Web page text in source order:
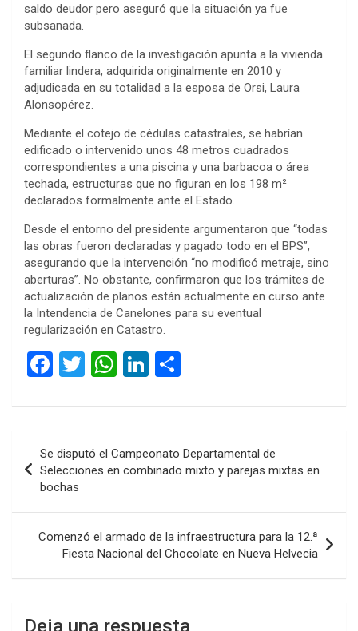
saldo deudor pero aseguró que la situación ya fue
subsanada.
El segundo flanco de la investigación apunta a la vivienda
familiar lindera, adquirida originalmente en 2010 y
adjudicada en su totalidad a la esposa de Orsi, Laura
Alonsopérez.
Mediante el cotejo de cédulas catastrales, se habrían
edificado o intervenido unos 48 metros cuadrados
correspondientes a una piscina y una barbacoa o área
techada, estructuras que no figuran en los 198 m²
declarados formalmente ante el Estado.
Desde el entorno del presidente argumentaron que “todas
las obras fueron declaradas y pagado todo en el BPS”,
asegurando que la intervención “no modificó metraje, sino
aberturas”. No obstante, confirmaron que los trámites de
actualización de planos están actualmente en curso ante
la Intendencia de Canelones para su eventual
regularización en Catastro.
F
ce
b
o
o
k
T
tt
er
W
at
s
A
p
Li
ke
n
m
p
ar
de
entradas
Se disputó el Campeonato Departamental de
Selecciones en combinado mixto y parejas mixtas en
bochas
Comenzó el armado de la infraestructura para la 12.ª
Fiesta Nacional del Chocolate en Nueva Helvecia
Deja una respuesta